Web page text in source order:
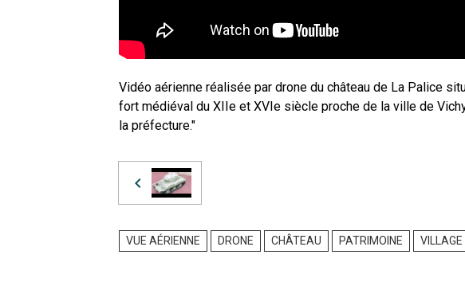
Vidéo aérienne réalisée par drone du château de La Palice
fort médiéval du XIIe et XVIe siècle proche de la ville de
la préfecture."
VUE AÉRIENNE DRONE CHÂTEAU PATRIMOINE VILLAGE